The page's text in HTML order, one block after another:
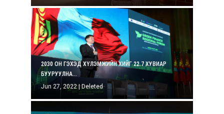
2030 ОН ГЭХЭД ХҮЛЭМЖИЙН ХИЙГ 22.7 ХУВИАР
БУУРУУЛНА...
Jun 27, 2022 | Deleted